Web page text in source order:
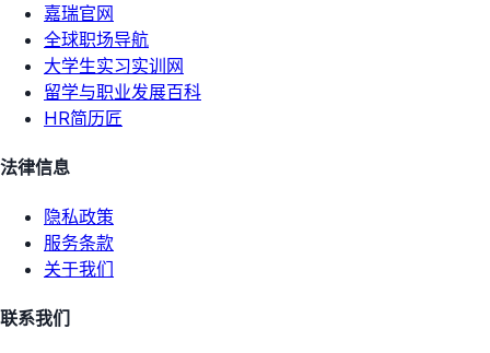
嘉瑞官网
全球职场导航
大学生实习实训网
留学与职业发展百科
HR简历匠
法律信息
隐私政策
服务条款
关于我们
联系我们